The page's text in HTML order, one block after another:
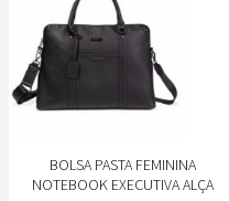
BOLSA PASTA FEMININA
NOTEBOOK EXECUTIVA ALÇA